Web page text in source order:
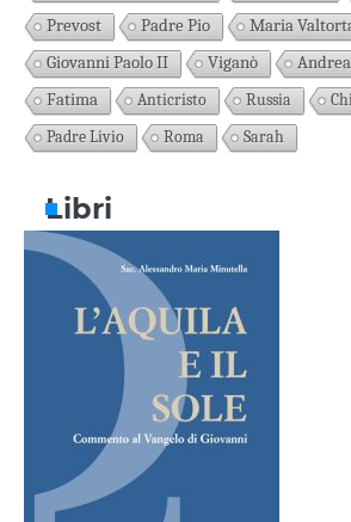
Prevost
Padre Pio
Maria
Giovanni Paolo II
Viganò
Fatima
Anticristo Russia
Padre Livio
Roma Sarah
Libri